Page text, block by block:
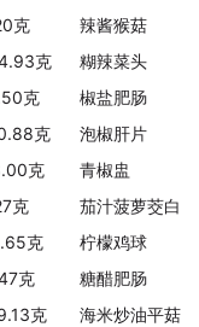
克 辣酱猴菇
克 糊辣菜头
克 椒盐肥肠
克 泡椒肝片
克 青椒盅
克 茄汁菠萝茭白
克 柠檬鸡球
克 糖醋肥肠
克 海米炒油平菇